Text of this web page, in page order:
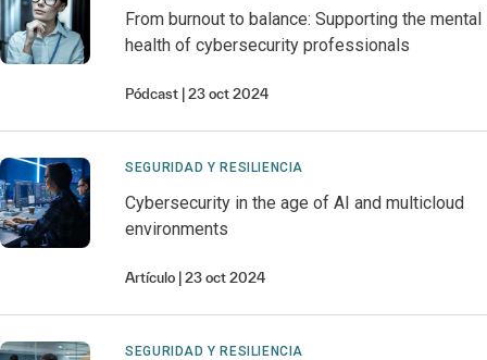
From burnout to balance: Supporting the mental
health of cybersecurity professionals
Pódcast 23 oct 2024
SEGURIDAD Y RESILIENCIA
Cybersecurity in the age of AI and multicloud
environments
Artículo 23 oct 2024
SEGURIDAD Y RESILIENCIA